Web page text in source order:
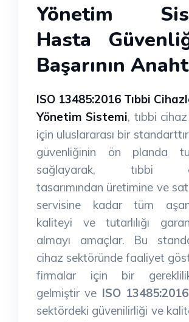
Yönetim
Hasta
Başarının
ISO 13485:2016 Tıbbi
Yönetim Sistemi, tıbbi
için uluslararası bir
güvenliğinin ön planda
sağlayarak, tıbbi
tasarımından üretimine ve
servisine kadar tüm
kaliteyi ve tutarlılığı
almayı amaçlar. Bu
cihaz sektöründe faaliyet
firmalar için bir
gelmiştir ve ISO
sektördeki güvenilirliği ve